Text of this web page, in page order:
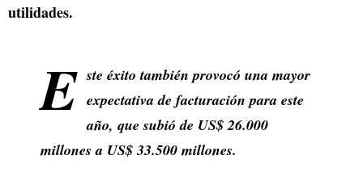
utilidades.
E ste éxito también provocó una mayor
expectativa de facturación para este
año, que subió de US$ 26.000
millones a US$ 33.500 millones.